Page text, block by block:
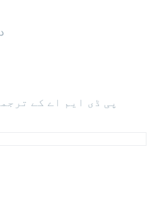
پی ڈی ایم اے کے